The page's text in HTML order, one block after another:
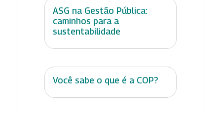
ASG na Gestão Pública:
caminhos para a
sustentabilidade
Você sabe o que é a COP?